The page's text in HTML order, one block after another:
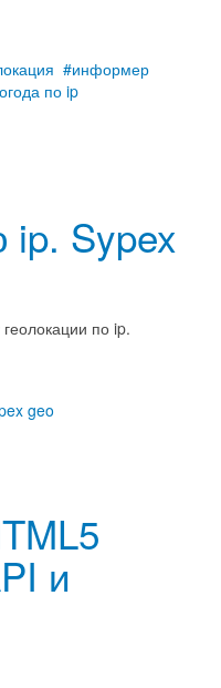
информер
по ip
ip. Sypex
по ip.
geo
и